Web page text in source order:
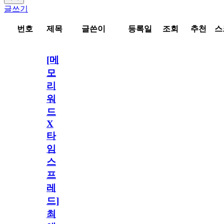
글쓰기
번호 제목 글쓴이 등록일 조회 추천
[메
모
리
워
드
X
타
임
스
프
레
드]
최